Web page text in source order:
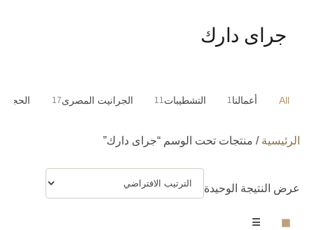
جراى دارك
All أعمالنا1 التشطيبات11 الجرانيت المصرى17 الحجر
الرئيسية / منتجات تحت الوسم “جراى دارك”
عرض النتيجة الوحيدة
▦
☰